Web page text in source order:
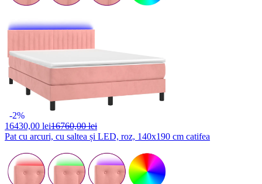
-2%
16430,00 lei16760,00 lei
Pat cu arcuri, cu saltea și LED, roz, 140x190 cm catifea